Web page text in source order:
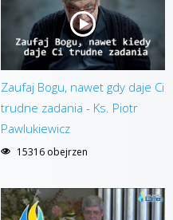
Zaufaj Bogu, nawet gdy daje Ci
trudne zadania - Ks. Piotr
Pawlukiewicz
15316 obejrzen